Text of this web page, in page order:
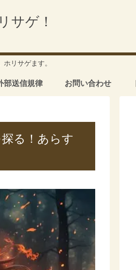
サゲ！
リサゲます。
部送信規律 お問い合わせ
る！あらす